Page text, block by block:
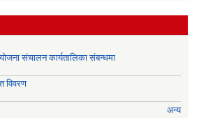
संचालन कार्यतालिका संबन्धमा
विवरण
अन्य